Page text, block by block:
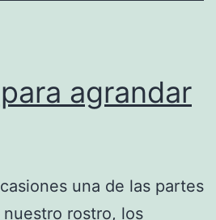
agrandar
una de las partes
rostro, los